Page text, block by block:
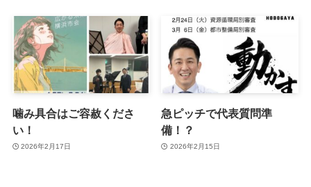
噛み具合はご容赦くださ
い！
2026年2月17日
急ピッチで代表質問準
備！？
2026年2月15日